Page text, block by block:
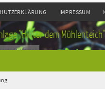
IMPRESSUM
"Hinter dem
Wismar